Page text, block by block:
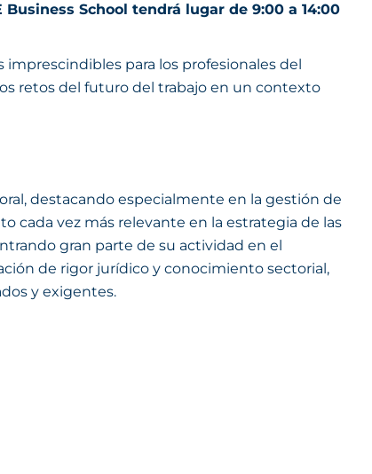
Business School tendrá lugar de 9:00 a 14:00
para los profesionales del
retos del futuro del trabajo en un contexto
destacando especialmente en la gestión de
cada vez más relevante en la estrategia de las
gran parte de su actividad en el
de rigor jurídico y conocimiento sectorial,
y exigentes.